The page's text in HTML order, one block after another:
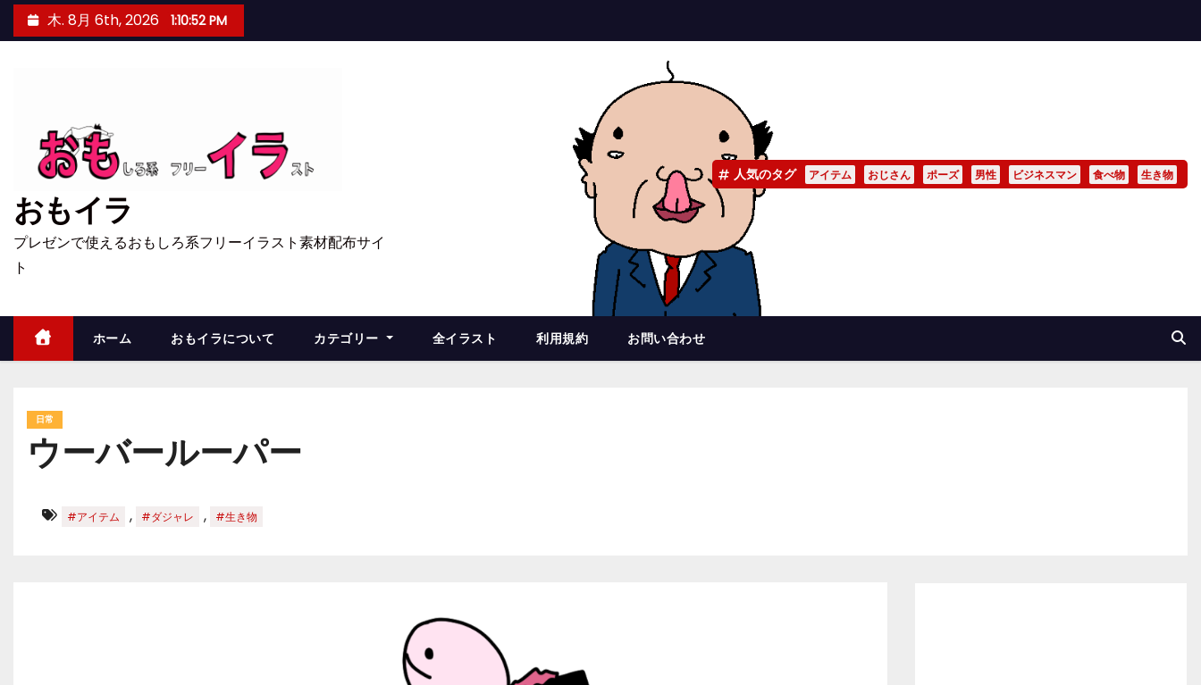
ン
木. 8月 6th, 2026 1:10:52 PM
おもイラ
プレゼンで使えるおもしろ系フリーイラスト素材配布サイ
ト
人気のタグ アイテム おじさん ポーズ 男性 ビジネスマン 食べ物 生き物
ホーム おもイラについて カテゴリー 全イラスト 利用規約 お問い合わせ
日常
ウーバールーパー
#アイテム , #ダジャレ , #生き物